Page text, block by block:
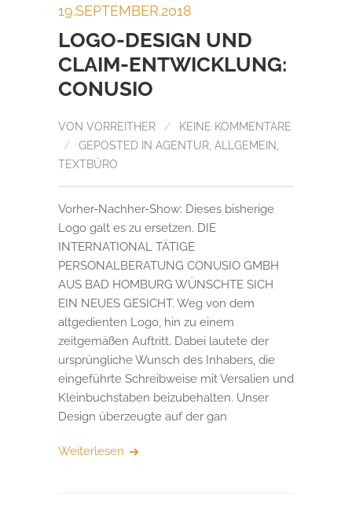
19.SEPTEMBER.2018
LOGO-DESIGN UND
CLAIM-ENTWICKLUNG:
CONUSIO
VON VORREITHER /
KEINE KOMMENTARE
/
GEPOSTED IN AGENTUR ALLGEMEIN
TEXTBÜRO
Vorher-Nachher-Show: Dieses bisherige
Logo galt es zu ersetzen. DIE
INTERNATIONAL TÄTIGE
PERSONALBERATUNG CONUSIO GMBH
AUS BAD HOMBURG WÜNSCHTE SICH
EIN NEUES GESICHT. Weg von dem
altgedienten Logo, hin zu einem
zeitgemäßen Auftritt. Dabei lautete der
ursprüngliche Wunsch des Inhabers, die
eingeführte Schreibweise mit Versalien und
Kleinbuchstaben beizubehalten. Unser
Design überzeugte auf der gan
Weiterlesen